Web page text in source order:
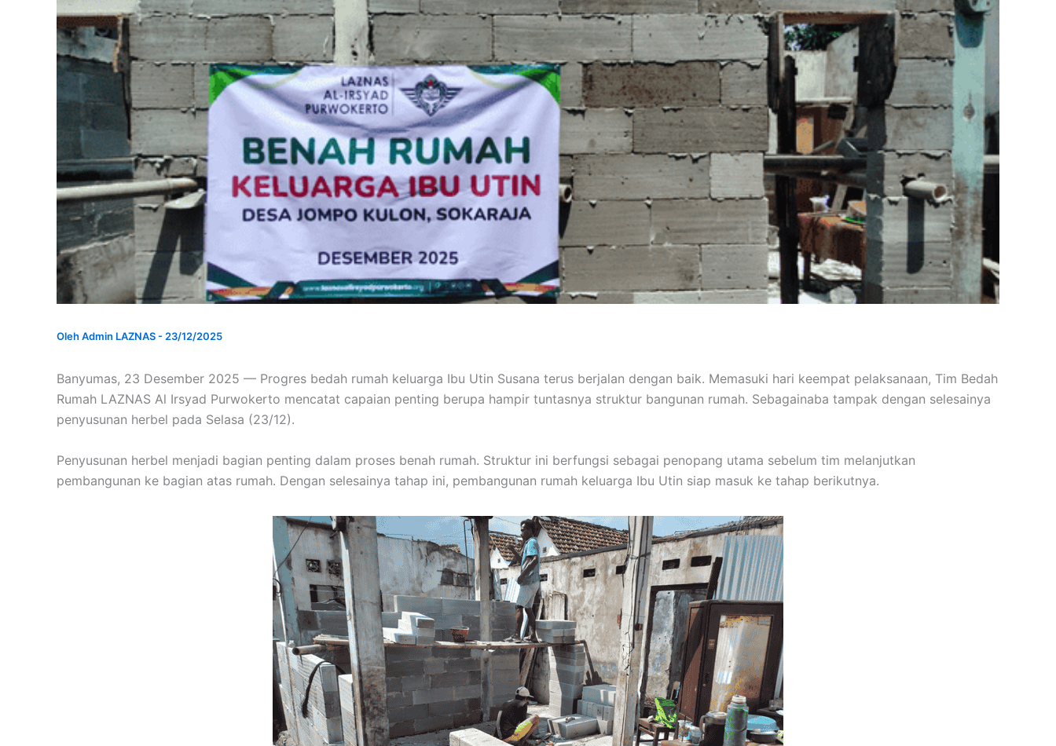
OlehAdmin LAZNAS-23/12/2025
Banyumas, 23 Desember 2025 — Progres bedah rumah keluarga Ibu Utin Susana terus berjalan dengan baik. Memasuki hari keempat pelaksanaan, Tim Bedah
Rumah LAZNAS Al Irsyad Purwokerto mencatat capaian penting berupa hampir tuntasnya struktur bangunan rumah. Sebagainaba tampak dengan selesainya
penyusunan herbel pada Selasa (23/12).
Penyusunan herbel menjadi bagian penting dalam proses benah rumah. Struktur ini berfungsi sebagai penopang utama sebelum tim melanjutkan
pembangunan ke bagian atas rumah. Dengan selesainya tahap ini, pembangunan rumah keluarga Ibu Utin siap masuk ke tahap berikutnya.